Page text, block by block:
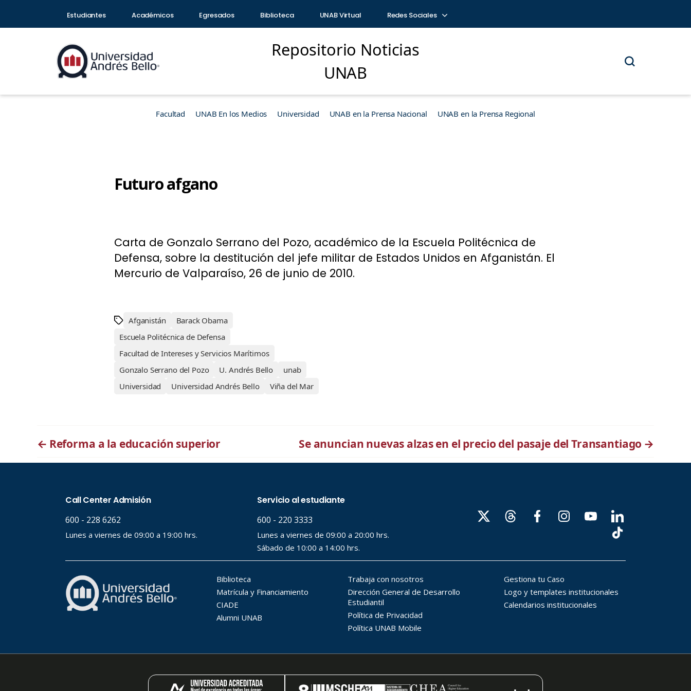
Estudiantes Académicos Egresados Biblioteca UNAB Virtual Redes Sociales
Repositorio Noticias
UNAB
Facultad UNAB En los Medios Universidad UNAB en la Prensa Nacional UNAB en la Prensa Regional
Futuro afgano
Carta de Gonzalo Serrano del Pozo, académico de la Escuela Politécnica de
Defensa, sobre la destitución del jefe militar de Estados Unidos en Afganistán. El
Mercurio de Valparaíso, 26 de junio de 2010.
Afganistán
Barack Obama
Escuela Politécnica de Defensa
Facultad de Intereses y Servicios Marítimos
Gonzalo Serrano del Pozo
U. Andrés Bello
unab
Universidad
Universidad Andrés Bello Viña del Mar
← Reforma a la educación superior Se anuncian nuevas alzas en el precio del pasaje del Transantiago →